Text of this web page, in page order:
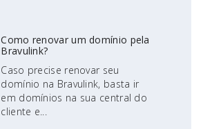
Como renovar um domínio pela
Bravulink?
Caso precise renovar seu
domínio na Bravulink, basta ir
em domínios na sua central do
cliente e...